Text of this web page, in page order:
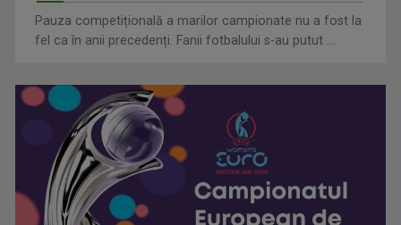
Pauza competițională a marilor campionate nu a fost la
fel ca în anii precedenți. Fanii fotbalului s-au putut ...